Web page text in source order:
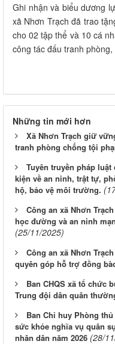
Ghi nhận và biểu dương
xã Nhơn Trạch đã trao
cho 02 tập thể và 10 cá
công tác đấu tranh
Những tin mới hơn
Xã Nhơn Trạch giữ
tranh phòng chống tội
Tuyên truyền pháp
kiện về an ninh, trật tự,
hộ, bảo vệ môi trường.
Công an xã Nhơn
học đường và an ninh
(25/11/2025)
Công an xã Nhơn
quyên góp hỗ trợ đồng
Ban CHQS xã tổ chức
Trung đội dân quân
Ban Chỉ huy Phòng
sức khỏe nghĩa vụ quân
nhân dân năm 2026 (28/